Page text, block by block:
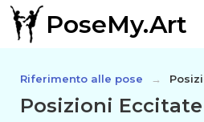
PoseMy.Art
Riferimento alle pose
Posizioni Eccitate